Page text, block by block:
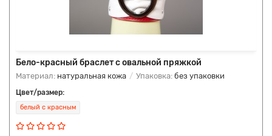
Бело-красный браслет с овальной пряжкой
Материал: натуральная кожа Упаковка: без упаковки
Цвет/размер:
белый с красным